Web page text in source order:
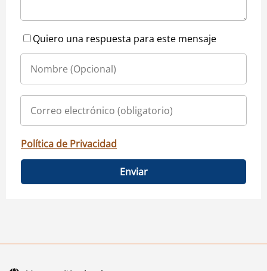
Quiero una respuesta para este mensaje
Política de Privacidad
Enviar